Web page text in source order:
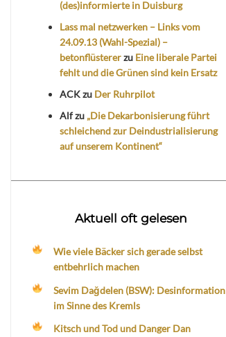
(des)informierte in Duisburg
Lass mal netzwerken – Links vom
24.09.13 (Wahl-Spezial) –
betonflüstererzu Eine liberale Partei
fehlt und die Grünen sind kein Ersatz
ACKzu Der Ruhrpilot
Alfzu „Die Dekarbonisierung führt
schleichend zur Deindustrialisierung
auf unserem Kontinent“
Aktuell oft gelesen
Wie viele Bäcker sich gerade selbst
entbehrlich machen
Sevim Dağdelen (BSW): Desinformation
im Sinne des Kremls
Kitsch und Tod und Danger Dan